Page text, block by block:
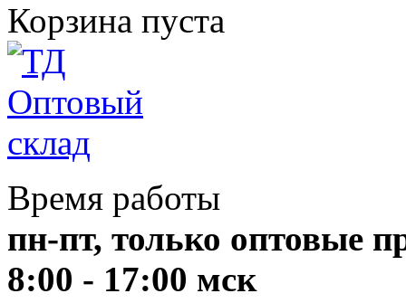
Корзина пуста
Время работы
пн-пт, только оптовые
8:00 - 17:00 мск